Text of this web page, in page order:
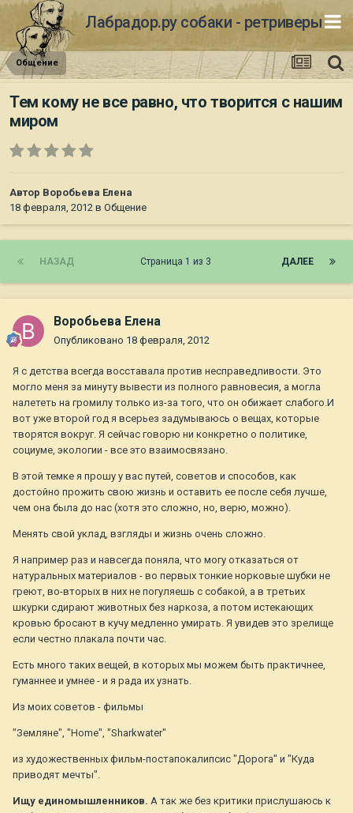
Лабрадор.ру собаки - ретриверы
Общение
Тем кому не все равно, что творится с нашим
миром
Автор Воробьева Елена
18 февраля, 2012 в Общение
НАЗАД ДАЛЕЕ
Страница 1 из 3
Воробьева Елена
Опубликовано 18 февраля, 2012
Я с детства всегда восставала против несправедливости. Это
могло меня за минуту вывести из полного равновесия, а могла
налететь на громилу только из-за того, что он обижает слабого.И
вот уже второй год я всерьез задумываюсь о вещах, которые
творятся вокруг. Я сейчас говорю ни конкретно о политике,
социуме, экологии - все это взаимосвязано.
В этой темке я прошу у вас путей, советов и способов, как
достойно прожить свою жизнь и оставить ее после себя лучше,
чем она была до нас (хотя это сложно, но, верю, можно).
Менять свой уклад, взгляды и жизнь очень сложно.
Я например раз и навсегда поняла, что могу отказаться от
натуральных материалов - во первых тонкие норковые шубки не
греют, во-вторых в них не погуляешь с собакой, а в третьих
шкурки сдирают животных без наркоза, а потом истекающих
кровью бросают в кучу медленно умирать. Я увидев это зрелище
если честно плакала почти час.
Есть много таких вещей, в которых мы можем быть практичнее,
гуманнее и умнее - и я рада их узнать.
Из моих советов - фильмы
"Земляне", "Home", "Sharkwater"
из художественных фильм-постапокалипсис "Дорога" и "Куда
приводят мечты".
Ищу единомышленников. А так же без критики прислушаюсь к